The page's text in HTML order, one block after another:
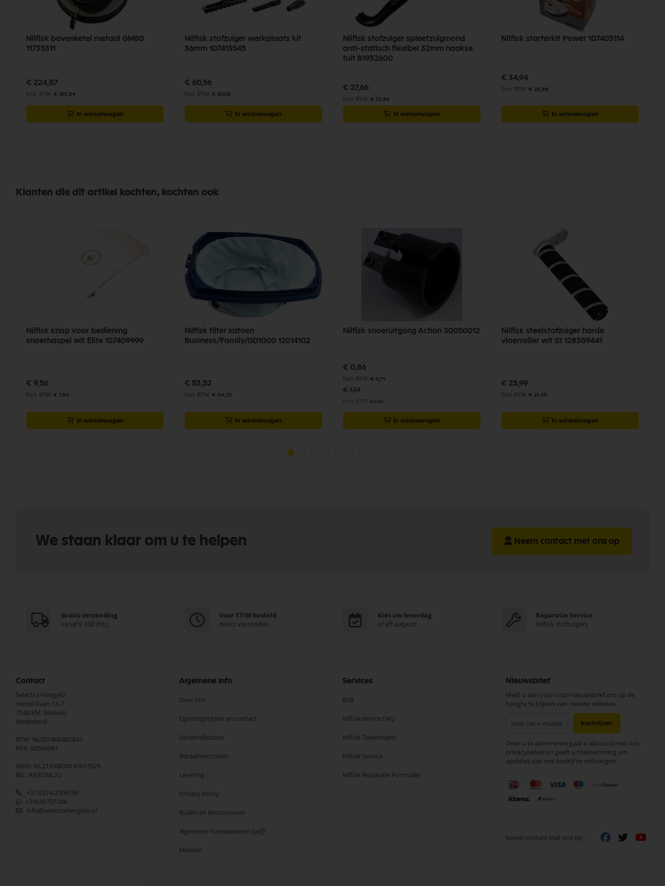
Nilfisk bovenketel metaal GM80
11735311
€ 224,87
€ 185,84
In winkelwagen
Nilfisk stofzuiger werkplaats kit
36mm 107413545
€ 60,56
€ 50,05
In winkelwagen
Nilfisk stofzuiger spleetzuigmond
anti-statisch flexibel 32mm haakse
tuit 81932600
€ 27,66
€ 22,86
In winkelwagen
Nilfisk starterkit Power 107403114
€ 34,94
€ 28,88
In winkelwagen
Klanten die dit artikel kochten, kochten ook
Nilfisk knop voor bediening
snoerhaspel wit Elite 107409999
€ 9,56
€ 7,90
In winkelwagen
Nilfisk filter katoen
Business/Family/GD1000 12014102
€ 53,52
€ 44,23
In winkelwagen
Nilfisk snoeruitgang Action 30050012
Speciale
prijs
€ 0,86
€ 0,71
€ 1,14
€ 0,94
In winkelwagen
Nilfisk steelstofzuiger harde
vloerroller wit S1 128389441
€ 25,99
€ 21,48
In winkelwagen
We staan klaar om u te helpen Neem contact met ons op
Gratis verzending
vanaf € 100 (NL)
Voor 17:00 besteld
direct verzonden
Kies uw leverdag
of afhaalpunt
Reparatie Service
Nilfisk stofzuigers
Contact
Selectra Hengelo
Verzetslaan 13-7
7548 EM, Boekelo
Nederland
BTW: NL001406482B41
KVK: 60566981
IBAN: NL21RABO0145617629
BIC: RABONL2U
+31 (0)74-2500199
+31630757204
info@selectrahengelo.nl
Algemene Info
Over ons
Openingstijden en contact
Verzendkosten
Betaalmethoden
Levering
Privacy Policy
Ruilen en Retourneren
Algemene Voorwaarden (pdf)
Merken
Services
B2B
Nilfiskservice FAQ
Nilfisk Tekeningen
Nilfisk Service
Nilfisk Reparatie Formulier
Nieuwsbrief
Meld u aan voor onze nieuwsbrief om op de
hoogte te blijven van nieuwe releases.
onze
nieuwsbrief
Inschrijven
Door u te abonneren gaat u akkoord met ons
privacybeleid en geeft u toestemming om
updates van ons bedrijf te ontvangen.
Neem contact met ons op